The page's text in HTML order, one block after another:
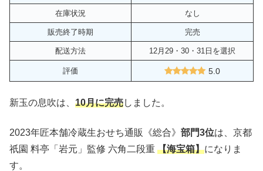
在庫状況 なし
販売終了時期 完売
配送方法 12月29・30・31日を選択
評価 5.0
新玉の息吹は、 10月に完売しました。
2023年匠本舗冷蔵生おせち通販《総合》 部門3位は、京都
祇園 料亭「岩元」監修 六角二段重 【海宝箱】になりま
す。